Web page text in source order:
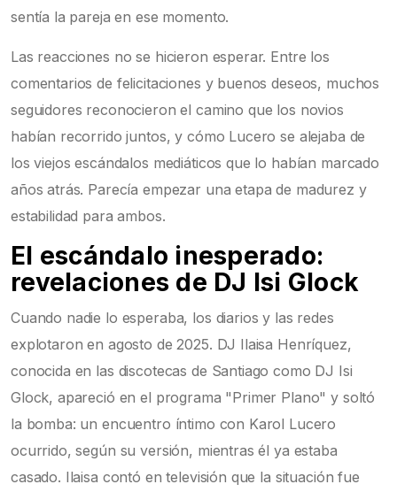
sentía la pareja en ese momento.
Las reacciones no se hicieron esperar. Entre los
comentarios de felicitaciones y buenos deseos, muchos
seguidores reconocieron el camino que los novios
habían recorrido juntos, y cómo Lucero se alejaba de
los viejos escándalos mediáticos que lo habían marcado
años atrás. Parecía empezar una etapa de madurez y
estabilidad para ambos.
El escándalo inesperado:
revelaciones de DJ Isi Glock
Cuando nadie lo esperaba, los diarios y las redes
explotaron en agosto de 2025. DJ Ilaisa Henríquez,
conocida en las discotecas de Santiago como DJ Isi
Glock, apareció en el programa "Primer Plano" y soltó
la bomba: un encuentro íntimo con Karol Lucero
ocurrido, según su versión, mientras él ya estaba
casado. Ilaisa contó en televisión que la situación fue